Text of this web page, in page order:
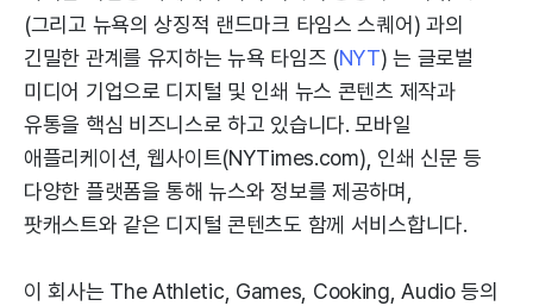
(그리고 뉴욕의 상징적 랜드마크 타임스 스퀘어) 과의
긴밀한 관계를 유지하는 뉴욕 타임즈 (NYT) 는 글로벌
미디어 기업으로 디지털 및 인쇄 뉴스 콘텐츠 제작과
유통을 핵심 비즈니스로 하고 있습니다. 모바일
애플리케이션, 웹사이트(NYTimes.com), 인쇄 신문 등
다양한 플랫폼을 통해 뉴스와 정보를 제공하며,
팟캐스트와 같은 디지털 콘텐츠도 함께 서비스합니다.
이 회사는 The Athletic, Games, Cooking, Audio 등의